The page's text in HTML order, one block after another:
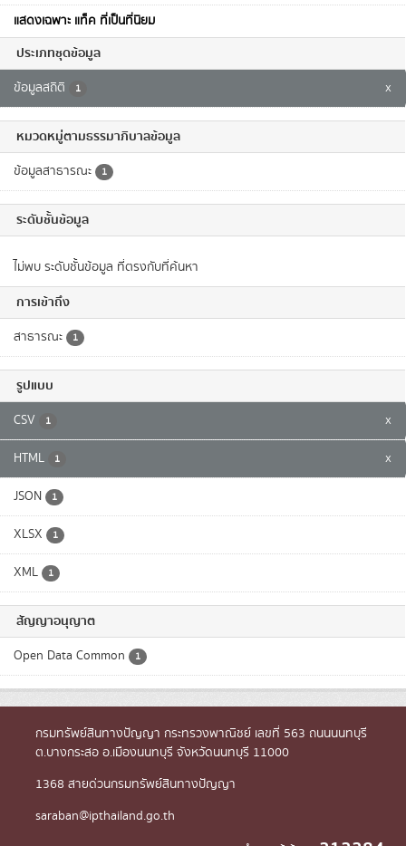
แสดงเฉพาะ แท็ค ที่เป็นที่นิยม
ประเภทชุดข้อมูล
ข้อมูลสถิติ 1 x
หมวดหมู่ตามธรรมาภิบาลข้อมูล
ข้อมูลสาธารณะ 1
ระดับชั้นข้อมูล
ไม่พบ ระดับชั้นข้อมูล ที่ตรงกับที่ค้นหา
การเข้าถึง
สาธารณะ 1
รูปแบบ
CSV 1 x
HTML 1 x
JSON 1
XLSX 1
XML 1
สัญญาอนุญาต
Open Data Common 1
กรมทรัพย์สินทางปัญญา กระทรวงพาณิชย์ เลขที่ 563 ถนนนนทบุรี
ต.บางกระสอ อ.เมืองนนทบุรี จังหวัดนนทบุรี 11000
1368 สายด่วนกรมทรัพย์สินทางปัญญา
saraban@ipthailand.go.th